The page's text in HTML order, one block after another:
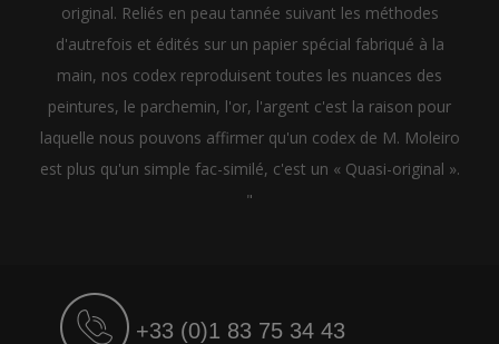
original. Reliés en peau tannée suivant les méthodes
d'autrefois et édités sur un papier spécial fabriqué à la
main, nos codex reproduisent toutes les nuances des
peintures, le parchemin, l'or, l'argent c'est la raison pour
laquelle nous pouvons affirmer qu'un codex de M. Moleiro
est plus qu'un simple fac-similé, c'est un « Quasi-original ».
"
+33 (0)1 83 75 34 43